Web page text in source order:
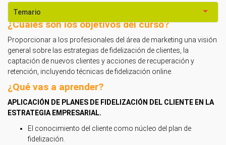
Temario
¿Cuáles son los objetivos del curso?
Proporcionar a los profesionales del área de marketing una visión
general sobre las estrategias de fidelización de clientes, la
captación de nuevos clientes y acciones de recuperación y
retención, incluyendo técnicas de fidelización online.
¿Qué vas a aprender?
APLICACIÓN DE PLANES DE FIDELIZACIÓN DEL CLIENTE EN LA
ESTRATEGIA EMPRESARIAL.
El conocimiento del cliente como núcleo del plan de
fidelización.